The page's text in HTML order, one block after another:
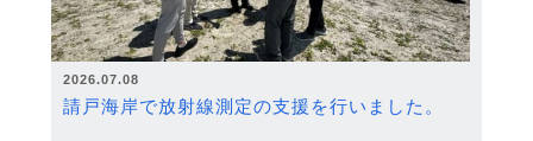
2026.07.08
請戸海岸で放射線測定の支援を行いました。